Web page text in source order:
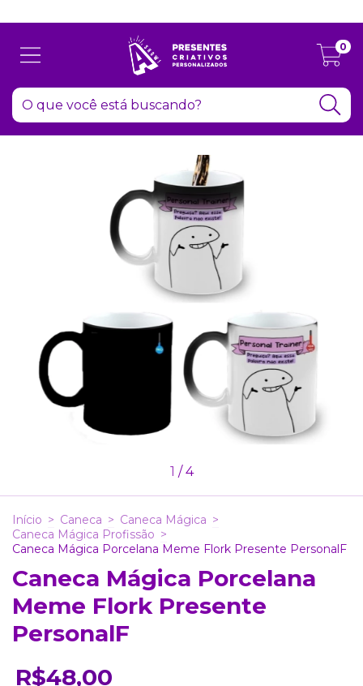
0
1 /4
Início > Caneca > Caneca Mágica >
Caneca Mágica Profissão >
Caneca Mágica Porcelana Meme Flork Presente PersonalF
Caneca Mágica Porcelana
Meme Flork Presente
PersonalF
R$48,00